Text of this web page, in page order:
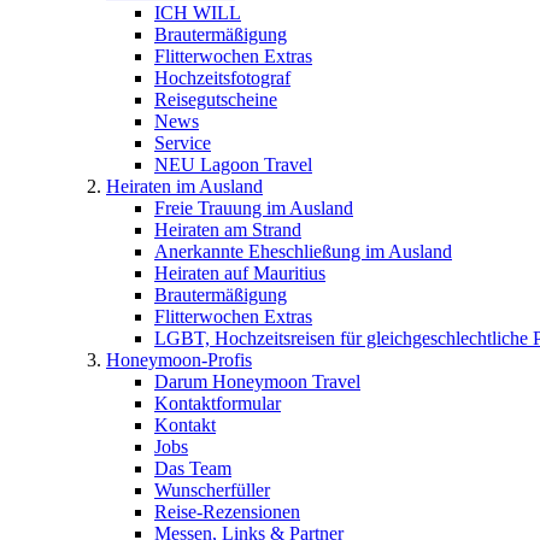
ICH WILL
Brautermäßigung
Flitterwochen Extras
Hochzeitsfotograf
Reisegutscheine
News
Service
NEU Lagoon Travel
Heiraten im Ausland
Freie Trauung im Ausland
Heiraten am Strand
Anerkannte Eheschließung im Ausland
Heiraten auf Mauritius
Brautermäßigung
Flitterwochen Extras
LGBT, Hochzeitsreisen für gleichgeschlechtliche
Honeymoon-Profis
Darum Honeymoon Travel
Kontaktformular
Kontakt
Jobs
Das Team
Wunscherfüller
Reise-Rezensionen
Messen, Links & Partner